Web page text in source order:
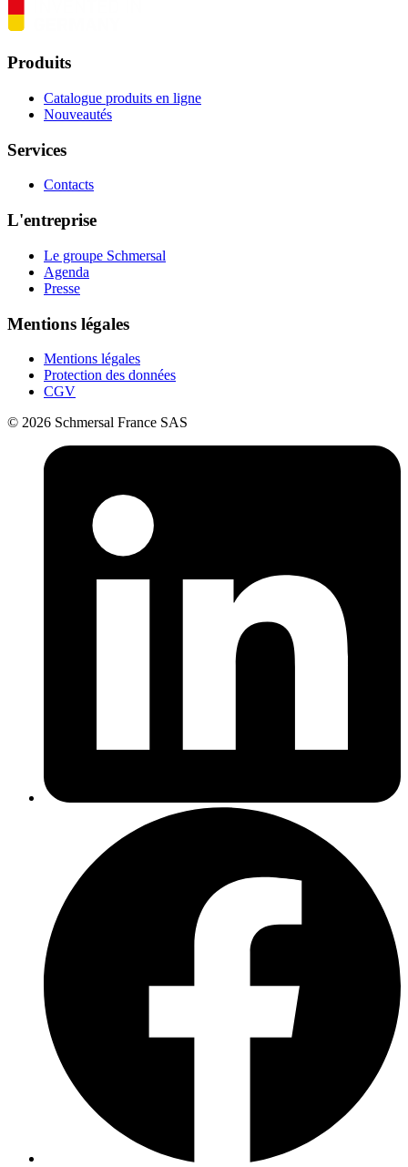
Produits
Catalogue produits en ligne
Nouveautés
Services
Contacts
L'entreprise
Le groupe Schmersal
Agenda
Presse
Mentions légales
Mentions légales
Protection des données
CGV
© 2026 Schmersal France SAS